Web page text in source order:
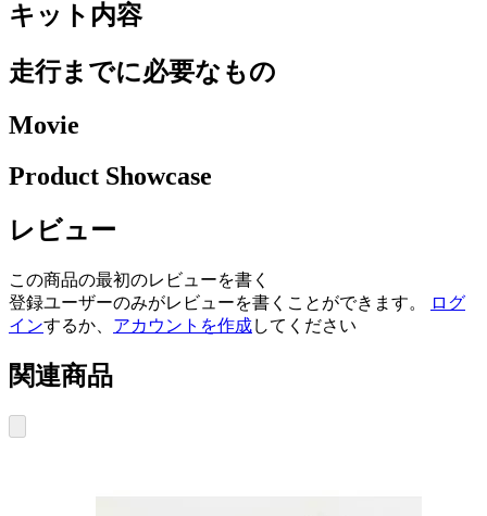
キット内容
走行までに必要なもの
Movie
Product Showcase
レビュー
この商品の最初のレビューを書く
登録ユーザーのみがレビューを書くことができます。
ログ
インするか、 アカウントを作成してください
関連商品